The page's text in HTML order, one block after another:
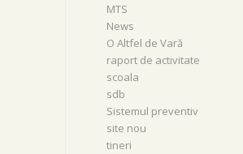
MTS
News
O Altfel de Vară
raport de activitate
scoala
sdb
Sistemul preventiv
site nou
tineri